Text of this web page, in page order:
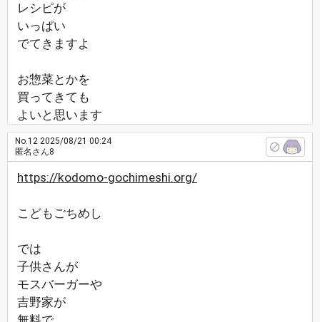
レシピが
いっぱい
でてきますよ
お惣菜とかを
買ってきても
よいと思います
No.12 2025/08/21 00:24
匿名さん8
https://kodomo-gochimeshi.org/
こどもごちめし
では
子供さんが
モスバーガーや
吉野家が